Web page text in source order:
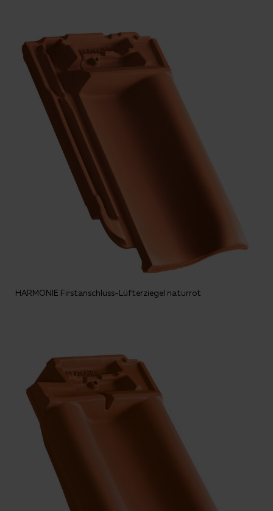
HARMONIE Firstanschluss-Lüfterziegel naturrot